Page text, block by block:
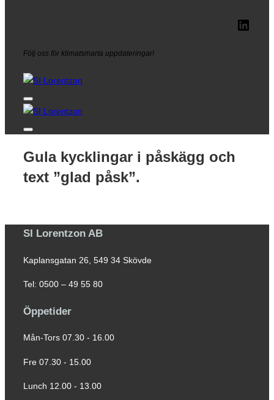
Följ oss för klimatsmarta uppdateringar!
Toggle
sidebar
navigation
Toggle
&
navigation
Gula kycklingar i påskägg och
text ”glad påsk”.
SI Lorentzon AB
Kaplansgatan 26, 549 34 Skövde
Tel: 0500 – 49 55 80
Öppetider
Mån-Tors 07.30 - 16.00
Fre 07.30 - 15.00
Lunch 12.00 - 13.00